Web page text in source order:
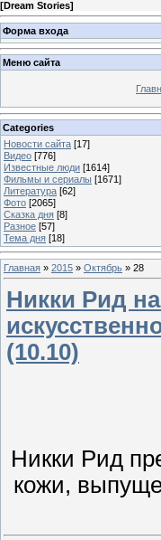
[Dream Stories]
Форма входа
Меню сайта
Categories
Новости сайта [17]
Видео [776]
Известные люди [1614]
Фильмы и сериалы [1671]
Литература [62]
Фото [2065]
Сказка дня [8]
Разное [57]
Тема дня [18]
Главная » 2015 » Октябрь » 28
Никки Рид
(10.10)
Никки Рид
кожи,